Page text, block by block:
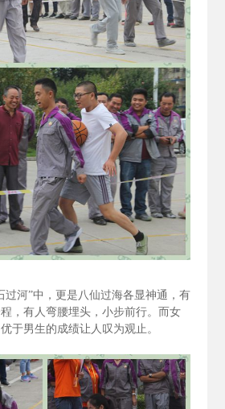
过河”中，更是八仙过海各显神通，有
，有人弯腰埋头，小步前行。而女
于男生的成绩让人叹为观止。